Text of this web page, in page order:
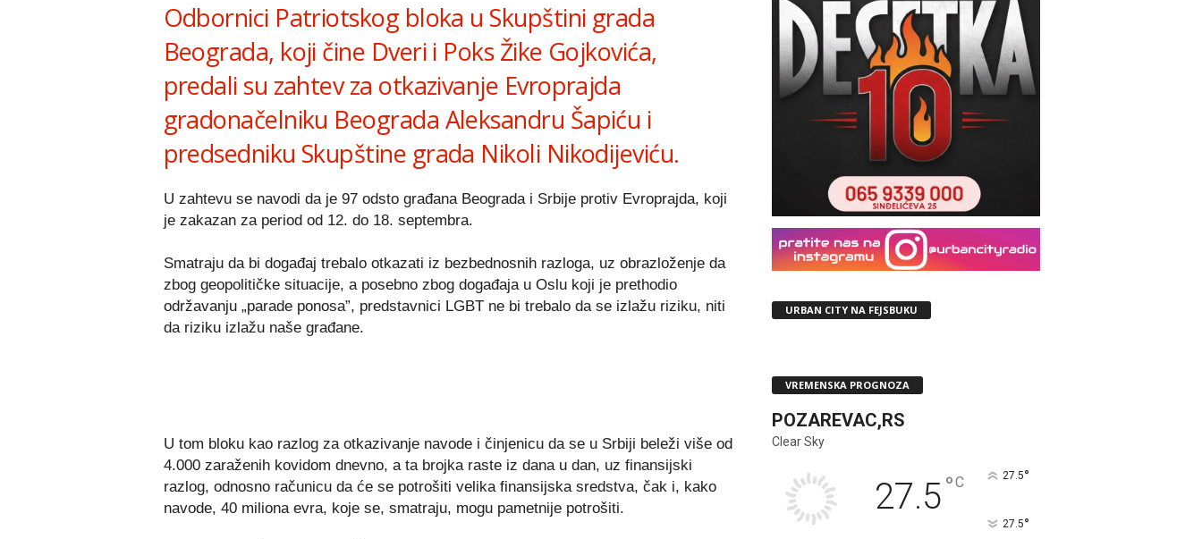
Odbornici Patriotskog bloka u Skupštini grada
Beograda, koji čine Dveri i Poks Žike Gojkovića,
predali su zahtev za otkazivanje Evroprajda
gradonačelniku Beograda Aleksandru Šapiću i
predsedniku Skupštine grada Nikoli Nikodijeviću.
U zahtevu se navodi da je 97 odsto građana Beograda i Srbije protiv Evroprajda, koji
je zakazan za period od 12. do 18. septembra.
Smatraju da bi događaj trebalo otkazati iz bezbednosnih razloga, uz obrazloženje da
zbog geopolitičke situacije, a posebno zbog događaja u Oslu koji je prethodio
održavanju „parade ponosa”, predstavnici LGBT ne bi trebalo da se izlažu riziku, niti
da riziku izlažu naše građane.
U tom bloku kao razlog za otkazivanje navode i činjenicu da se u Srbiji beleži više od
4.000 zaraženih kovidom dnevno, a ta brojka raste iz dana u dan, uz finansijski
razlog, odnosno računicu da će se potrošiti velika finansijska sredstva, čak i, kako
navode, 40 miliona evra, koje se, smatraju, mogu pametnije potrošiti.
URBAN CITY NA FEJSBUKU
VREMENSKA PROGNOZA
POZAREVAC,RS
Clear Sky
27.5°C 27.5°
27.5°